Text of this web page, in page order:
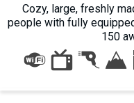
Cozy, large, freshly
people with fully
150